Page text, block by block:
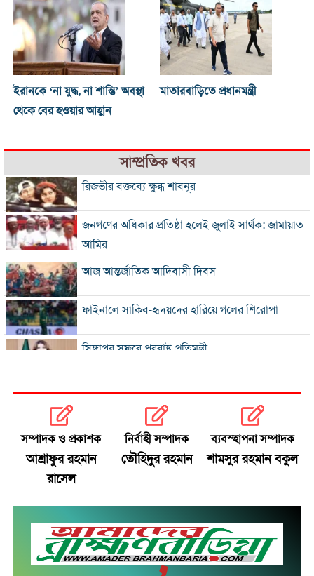
ইরানকে ‘না যুদ্ধ, না শান্তি’ অবস্থা
থেকে বের হওয়ার আহ্বান
মাতারবাড়িতে প্রধানমন্ত্রী
সাম্প্রতিক খবর
রিজভীর বক্তব্যে ক্ষুব্ধ শাবনূর
জনগণের অধিকার প্রতিষ্ঠা হলেই জুলাই সার্থক: জামায়াত
আমির
আজ আন্তর্জাতিক আদিবাসী দিবস
ফাইনালে সাকিব-হৃদয়দের হারিয়ে গলের শিরোপা
সিঙ্গাপুর সফরে পররাষ্ট্র প্রতিমন্ত্রী
এসএসসি ও সমমানের ফল সোমবার
সৌদি-পাকিস্তান-তুরস্কের প্রতিরক্ষা চুক্তি
রাষ্ট্রপতি নির্বাচনে বিএনপির দুই মনোনয়নপত্র সংগ্রহ
বাবাকে শেষ বিদায় জানাতে রোসারিওতে মেসি
সম্পাদক ও প্রকাশক
আশ্রাফুর রহমান
রাসেল
নির্বাহী সম্পাদক
তৌহিদুর রহমান
ব্যবস্হাপনা সম্পাদক
শামসুর রহমান বকুল